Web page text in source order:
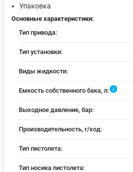
Упаковка
Основные характеристики:
Тип привода:
Тип установки:
Виды жидкости:
Емкость собственного бака, л: i
Выходное давление, бар:
Производительность, г/ход:
Тип пистолета:
Тип носика пистолета: